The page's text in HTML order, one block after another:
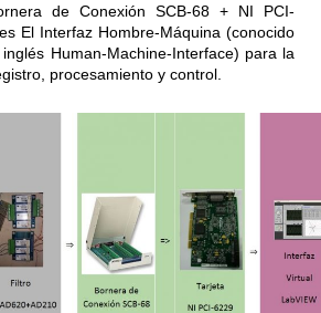
de Conexión SCB-68 + NI PCI-
El Interfaz Hombre-Máquina (conocido
Human-Machine-Interface) para la
procesamiento y control.